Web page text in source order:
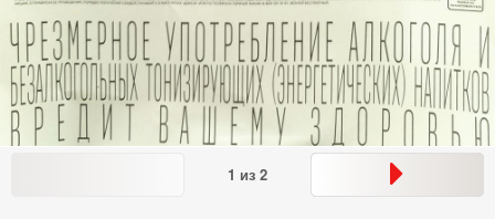
1 из 2